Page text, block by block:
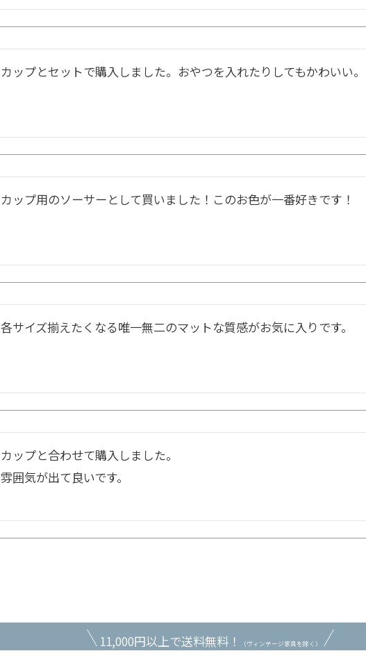
カップとセットで購入しました。おやつを入れたりしてもかわいい。
カップ用のソーサーとして買いました！このお色が一番好きです！
各サイズ揃えたくなる唯一無二のマットな質感がお気に入りです。
カップと合わせて購入しました。
雰囲気が出て良いです。
11,000円以上で送料無料！ （ヴィンテージ家具を除く）